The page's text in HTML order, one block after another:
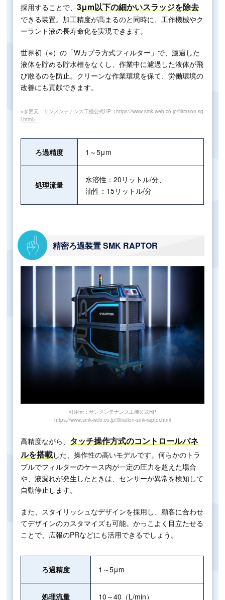
採用することで、3μm以下の細かいスラッジを除去
できる装置。加工精度が高まるのと同時に、工作機械やク
ーラント液の長寿命化を実現できます。
世界初（※）の「Wカプラ方式フィルター」で、濾過した
液体を貯める貯水槽をなくし、作業中に濾過した液体が飛
び散るのを防止。クリーンな作業環境を保て、労働環境の
改善にも貢献できます。
※参照元：サンメンテナンス工機公式HP （https://www.smk-web.co.jp/filtration-sg
l.html）
ろ過精度 1～5μm
処理流量
水溶性：20リットル/分、
油性：15リットル/分
精密ろ過装置 SMK RAPTOR
引用元：サンメンテナンス工機公式HP
https://www.smk-web.co.jp/filtration-smk-raptor.html
高精度ながら、 タッチ操作方式のコントロールパネ
ルを搭載した、操作性の高いモデルです。何らかのトラ
ブルでフィルターのケース内が一定の圧力を超えた場合
や、液漏れが発生したときは、センサーが異常を検知して
自動停止します。
また、スタイリッシュなデザインを採用し、顧客に合わせ
てデザインのカスタマイズも可能。かっこよく目立たせる
ことで、広報のPRなどにも活用できるでしょう。
ろ過精度 1～5μm
処理流量 10～40（L/min）